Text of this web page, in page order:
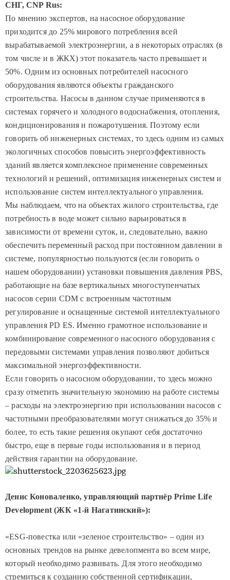
СНГ, CNP Rus:
По мнению экспертов, на насосное оборудование
приходится до 25% мирового потребления всей
вырабатываемой электроэнергии, а в некоторых отраслях (в
том числе и в ЖКХ) этот показатель часто превышает и
50%. Одним из основных потребителей насосного
оборудования являются объекты гражданского
строительства. Насосы в данном случае применяются в
системах горячего и холодного водоснабжения, отопления,
кондиционирования и пожаротушения. Поэтому если
говорить об инженерных системах, то здесь одним из самых
экологичных способов повысить энергоэффективность
зданий является комплексное применение современных
технологий и решений, оптимизация инженерных систем и
использование систем интеллектуального управления.
Мы наблюдаем, что на объектах жилого строительства, где
потребность в воде может сильно варьироваться в
зависимости от времени суток, и, следовательно, важно
обеспечить переменный расход при постоянном давлении в
системе, популярностью пользуются (если говорить о
нашем оборудовании) установки повышения давления PBS,
работающие на базе вертикальных многоступенчатых
насосов серии CDM с встроенным частотным
регулирование и оснащенные системой интеллектуального
управления PD ES. Именно грамотное использование и
комбинирование современного насосного оборудования с
передовыми системами управления позволяют добиться
максимальной энергоэффективности.
Если говорить о насосном оборудовании, то здесь можно
сразу отметить значительную экономию на работе системы
– расходы на электроэнергию при использовании насосов с
частотными преобразователями могут снижаться до 35% и
более, то есть такие решения окупают себя достаточно
быстро, еще в первые годы использования и в период
действия гарантии на оборудование.
Денис Коноваленко, управляющий партнёрPrime Life
Development(ЖК «1-й Нагатинский»):
«ESG-повестка или «зеленое строительство» – один из
основных трендов на рынке девелопмента во всем мире,
который необходимо развивать. Для этого необходимо
стремиться к созданию собственной сертификации,